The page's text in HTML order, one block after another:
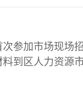
次参加市场现场
到区人力资源